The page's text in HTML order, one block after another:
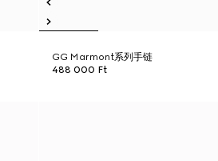
GG Marmont系列手链
488 000 Ft